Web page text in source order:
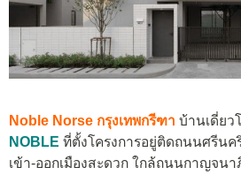
Noble Norse กรุงเทพกรีฑา บ้านเดี่ยว
NOBLE ที่ตั้งโครงการอยู่ติดถนนศรีนค
เข้า-ออกเมืองสะดวก ใกล้ถนนกาญจนา